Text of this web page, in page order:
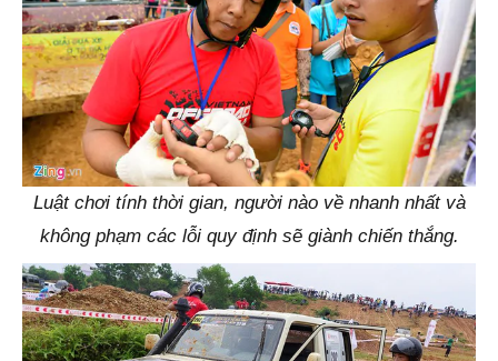
Luật chơi tính thời gian, người nào về nhanh nhất và
không phạm các lỗi quy định sẽ giành chiến thắng.